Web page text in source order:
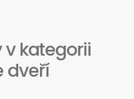
v kategorii
dveří